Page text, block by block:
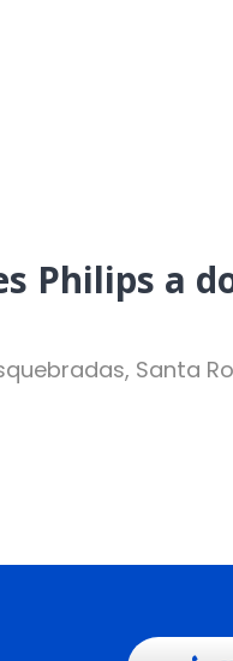
Philips a
Santa